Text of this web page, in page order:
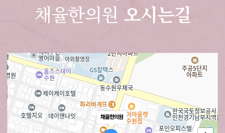
채율한의원 오시는길
채율한의원